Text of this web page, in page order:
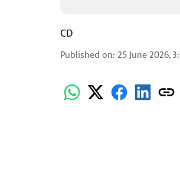
CD
Published on: 25 June 2026,